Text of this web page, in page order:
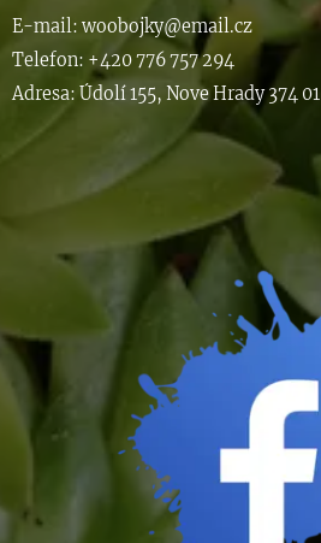
E-mail: woobojky@email.cz
Telefon: +420 776 757 294
Adresa: Údolí 155, Nove Hrady 374 01